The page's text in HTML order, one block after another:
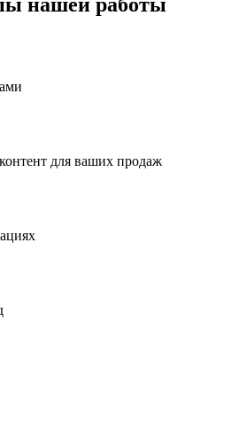
для ваших продаж